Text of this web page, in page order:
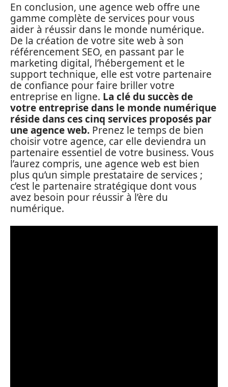
En conclusion, une agence web offre une
gamme complète de services pour vous
aider à réussir dans le monde numérique.
De la création de votre site web à son
référencement SEO, en passant par le
marketing digital, l’hébergement et le
support technique, elle est votre partenaire
de confiance pour faire briller votre
entreprise en ligne. La clé du succès de
votre entreprise dans le monde numérique
réside dans ces cinq services proposés par
une agence web. Prenez le temps de bien
choisir votre agence, car elle deviendra un
partenaire essentiel de votre business. Vous
l’aurez compris, une agence web est bien
plus qu’un simple prestataire de services ;
c’est le partenaire stratégique dont vous
avez besoin pour réussir à l’ère du
numérique.